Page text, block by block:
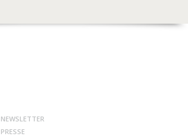
NEWSLETTER
PRESSE